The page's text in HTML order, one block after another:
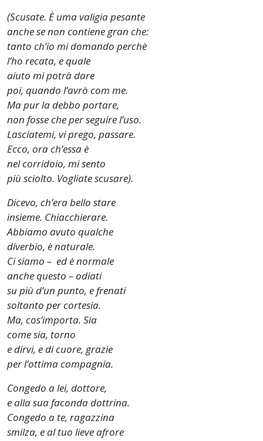
(Scusate. È uma valigia pesante
anche se non contiene gran che:
tanto ch’io mi domando perchè
l’ho recata, e quale
aiuto mi potrà dare
poi, quando l’avrò com me.
Ma pur la debbo portare,
non fosse che per seguire l’uso.
Lasciatemi, vi prego, passare.
Ecco, ora ch’essa è
nel corridoio, mi sento
più sciolto. Vogliate scusare).
Dicevo, ch’era bello stare
insieme. Chiacchierare.
Abbiamo avuto qualche
diverbio, è naturale.
Ci siamo – ed è normale
anche questo – odiati
su più d’un punto, e frenati
soltanto per cortesia.
Ma, cos’importa. Sia
come sia, torno
e dirvi, e di cuore, grazie
per l’ottima compagnia.
Congedo a lei, dottore,
e alla sua faconda dottrina.
Congedo a te, ragazzina
smilza, e al tuo lieve afrore